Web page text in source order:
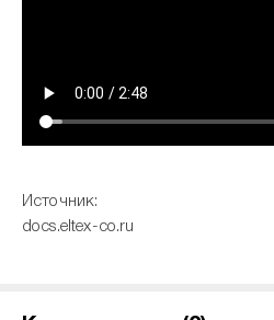
Источник:
docs.eltex-co.ru